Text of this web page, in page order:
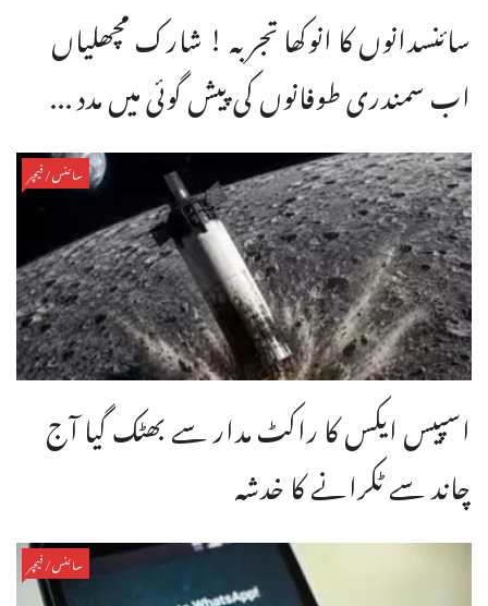
سائنسدانوں کا انوکھا تجربہ ! شارک مچھلیاں
اب سمندری طوفانوں کی پیش گوئی میں مدد ...
سائنس/فیچر
اسپیس ایکس کا راکٹ مدار سے بھٹک گیا آج
چاند سے ٹکرانے کا خدشہ
سائنس/فیچر